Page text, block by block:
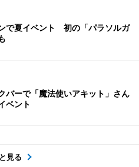
で夏イベント 初の「パラソルガ
バーで「魔法使いアキット」さん
ベント
見る